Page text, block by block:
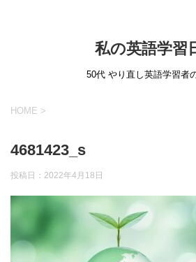
私の英語学習
50代 やり直し英語学習者
HOME >
4681423_s
投稿日： 2022年4月18日